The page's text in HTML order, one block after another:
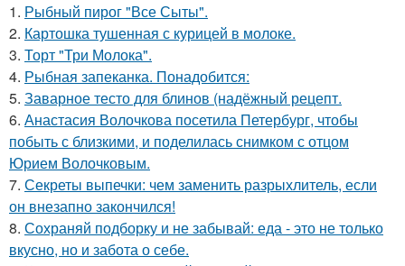
1. Рыбный пирог "Все Сыты".
2. Картошка тушенная с курицей в молоке.
3. Торт "Три Молока".
4. Рыбная запеканка. Понадобится:
5. Заварное тесто для блинов (надёжный рецепт.
6. Анастасия Волочкова посетила Петербург, чтобы
побыть с близкими, и поделилась снимком с отцом
Юрием Волочковым.
7. Секреты выпечки: чем заменить разрыхлитель, если
он внезапно закончился!
8. Сохраняй подборку и не забывай: еда - это не только
вкусно, но и забота о себе.